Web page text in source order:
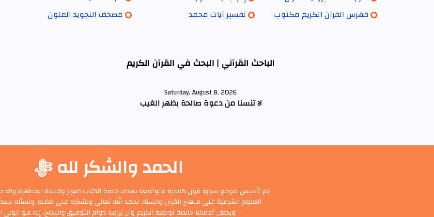
فهرس القرآن الكريم مكتوب
تفسير آيات محمد
مصحف التجويد الملون
الباحث القرآني | البحث في القرآن الكريم
Saturday, August 8, 2026
لا تنسنا من دعوة صالحة بظهر الغيب
الحمد والشكر لله ﷻ
تم تأسيس موقع سورة قرآن كبادرة متواضعة بهدف خدمة الكتاب العزيز والسنة المطهرة
العلوم الشرعية على منهاج القرآن والسنة, نحمد الله تعالى ونشكره على فضله, ونسأله
ويجعل أعمالنا خالصة لوجهه الكريم وأن يرزقنا دوام التوفيق والنجاح، إنه هو الولي